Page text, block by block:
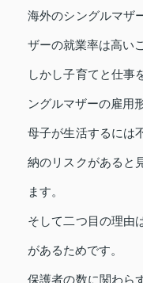
海外のシングルマザ
ザーの就業率は高い
しかし子育てと仕事
ングルマザーの雇用
母子が生活するには
納のリスクがあると
ます。
そして二つ目の理由
があるためです。
保護者の数に関わら